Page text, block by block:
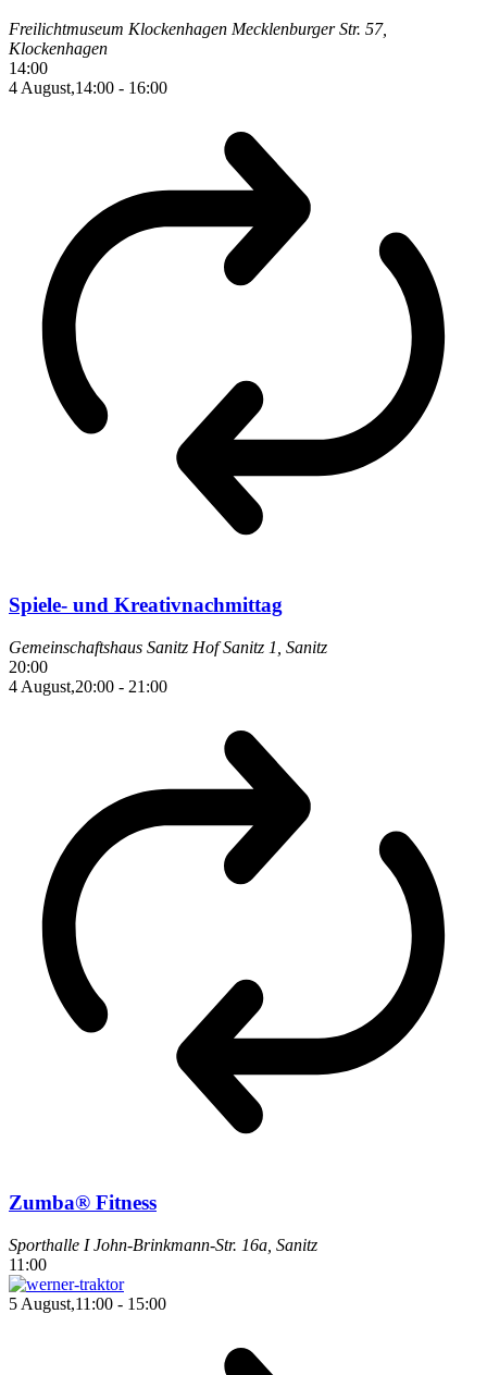
Freilichtmuseum Klockenhagen Mecklenburger Str. 57,
Klockenhagen
14:00
4 August,14:00 - 16:00
Spiele- und Kreativnachmittag
Gemeinschaftshaus Sanitz Hof Sanitz 1, Sanitz
20:00
4 August,20:00 - 21:00
Zumba® Fitness
Sporthalle IJohn-Brinkmann-Str. 16a, Sanitz
11:00
5 August,11:00 - 15:00